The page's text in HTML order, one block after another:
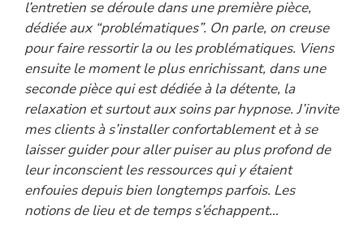
l’entretien se déroule dans une première pièce,
dédiée aux “problématiques”. On parle, on creuse
pour faire ressortir la ou les problématiques. Viens
ensuite le moment le plus enrichissant, dans une
seconde pièce qui est dédiée à la détente, la
relaxation et surtout aux soins par hypnose. J’invite
mes clients à s’installer confortablement et à se
laisser guider pour aller puiser au plus profond de
leur inconscient les ressources qui y étaient
enfouies depuis bien longtemps parfois. Les
notions de lieu et de temps s’échappent…